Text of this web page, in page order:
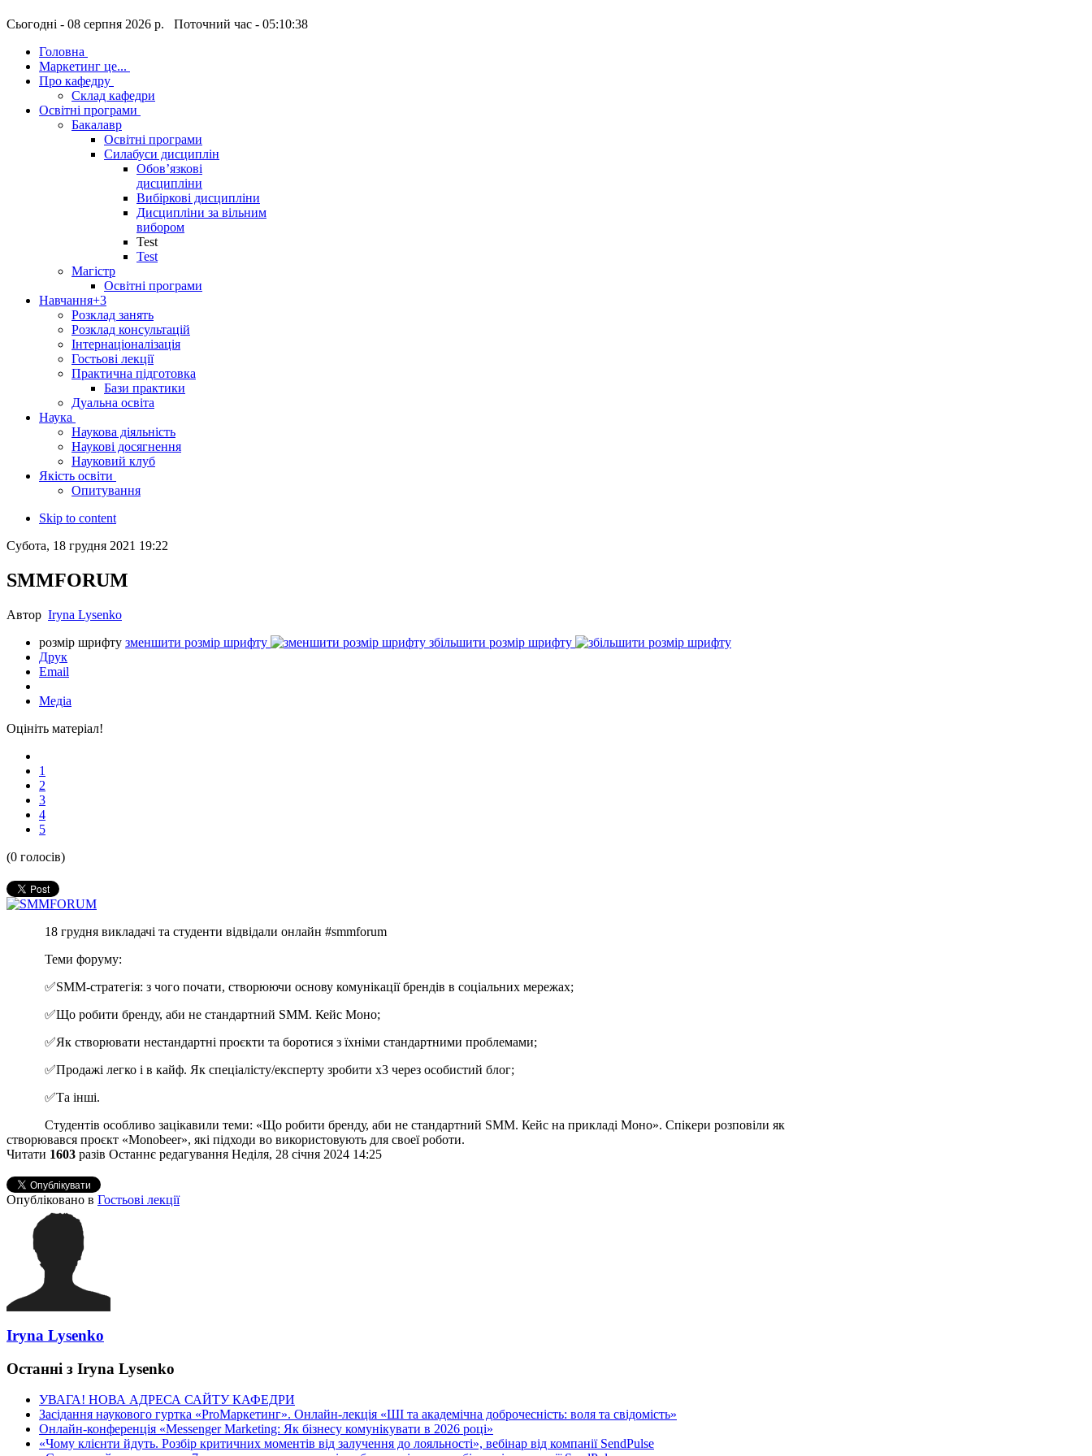
Сьогодні - 08 серпня 2026 р. Поточний час - 05:10:39
Головна
Маркетинг це...
Про кафедру
Склад кафедри
Освітні програми
Бакалавр
Освітні програми
Силабуси дисциплін
Обов’язкові
дисципліни
Вибіркові дисципліни
Дисципліни за вільним
вибором
Test
Test
Магістр
Освітні програми
Навчання+3
Розклад занять
Розклад консультацій
Інтернаціоналізація
Гостьові лекції
Практична підготовка
Бази практики
Дуальна освіта
Наука
Наукова діяльність
Наукові досягнення
Науковий клуб
Якість освіти
Опитування
Skip to content
Субота, 18 грудня 2021 19:22
SMMFORUM
Автор Iryna Lysenko
розмір шрифту зменшити розмір шрифту
збільшити розмір шрифту
Друк
Email
Медіа
Оцініть матеріал!
1
2
3
4
5
(0 голосів)
18 грудня викладачі та студенти відвідали онлайн #smmforum
Теми форуму:
✅SMM-стратегія: з чого почати, створюючи основу комунікації брендів в соціальних мережах;
✅Що робити бренду, аби не стандартний SMM. Кейс Моно;
✅Як створювати нестандартні проєкти та боротися з їхніми стандартними проблемами;
✅Продажі легко і в кайф. Як спеціалісту/експерту зробити х3 через особистий блог;
✅Та інші.
Студентів особливо зацікавили теми: «Що робити бренду, аби не стандартний SMM. Кейс на прикладі Моно». Спікери розповіли як
створювався проєкт «Monobeer», які підходи во використовують для своеї роботи.
Читати 1603 разів Останнє редагування Неділя, 28 січня 2024 14:25
Опубліковано в Гостьові лекції
Iryna Lysenko
Останні з Iryna Lysenko
УВАГА! НОВА АДРЕСА САЙТУ КАФЕДРИ
Засідання наукового гуртка «ProМаркетинг». Онлайн-лекція «ШІ та академічна доброчесність: воля та свідомість»
Онлайн-конференція «Messenger Marketing: Як бізнесу комунікувати в 2026 році»
«Чому клієнти йдуть. Розбір критичних моментів від залучення до лояльності», вебінар від компанії SendPulse